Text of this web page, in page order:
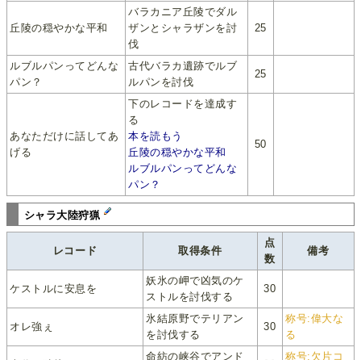
丘陵の穏やかな平和
バラカニア丘陵でダル
ザンとシャラザンを討
伐
25
ルブルパンってどんな
パン？
古代バラカ遺跡でルブ
ルパンを討伐
25
あなただけに話してあ
げる
下のレコードを達成す
る
本を読もう
丘陵の穏やかな平和
ルブルパンってどんな
パン？
50
シャラ大陸狩猟
レコード 取得条件
点
数
備考
ケストルに安息を
妖氷の岬で凶気のケ
ストルを討伐する
30
オレ強ぇ
氷結原野でテリアン
を討伐する
30
称号:偉大な
る
命紡の峡谷でアンド
称号:欠片コ